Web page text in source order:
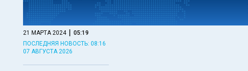
21 МАРТА 2024 | 05:19
ПОСЛЕДНЯЯ НОВОСТЬ: 08:16
07 АВГУСТА 2026